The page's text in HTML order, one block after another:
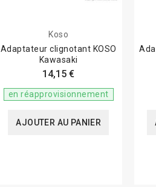
Koso
Adaptateur clignotant KOSO
Kawasaki
14,15 €
en réapprovisionnement
AJOUTER AU PANIER